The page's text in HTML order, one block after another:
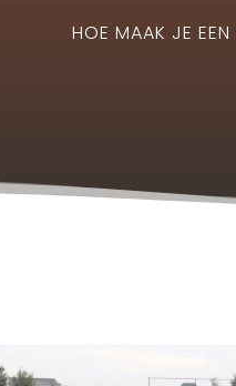
HOE MAAK JE